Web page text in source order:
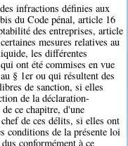
infractions définies aux
du Code pénal, article 16
des entreprises, article
mesures relatives au
les différentes
ont été commises en vue
§ 1er ou qui résultent des
de sanction, si elles
de la déclaration-
ce chapitre, d'une
de ces délits, si elles ont
conditions de la présente loi
conformément à ce